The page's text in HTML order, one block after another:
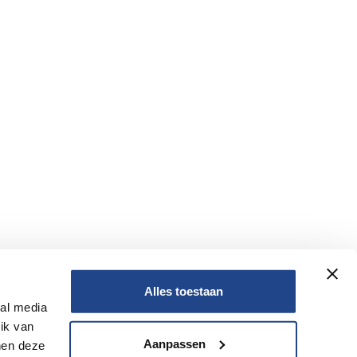
media
van
deze
Alles toestaan
Aanpassen
Nee
Nee